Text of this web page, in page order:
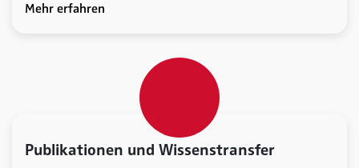
Mehr erfahren
Publikationen und Wissenstransfer